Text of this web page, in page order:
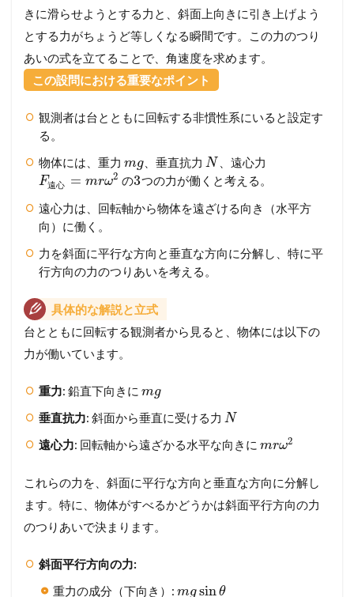
きに滑らせようとする力と、斜面上向きに引き上げよう
とする力がちょうど等しくなる瞬間です。この力のつり
あいの式を立てることで、角速度を求めます。
この設問における重要なポイント
観測者は台とともに回転する非慣性系にいると設定す
る。
物体には、重力 mg 、垂直抗力 N 、遠心力
F遠心 = mrω2 の3つの力が働くと考える。
遠心力は、回転軸から物体を遠ざける向き（水平方
向）に働く。
力を斜面に平行な方向と垂直な方向に分解し、特に平
行方向の力のつりあいを考える。
具体的な解説と立式
台とともに回転する観測者から見ると、物体には以下の
力が働いています。
重力: 鉛直下向きに mg
垂直抗力: 斜面から垂直に受ける力 N
遠心力: 回転軸から遠ざかる水平な向きに mrω2
これらの力を、斜面に平行な方向と垂直な方向に分解し
ます。特に、物体がすべるかどうかは斜面平行方向の力
のつりあいで決まります。
斜面平行方向の力:
重力の成分（下向き）:mg sin θ